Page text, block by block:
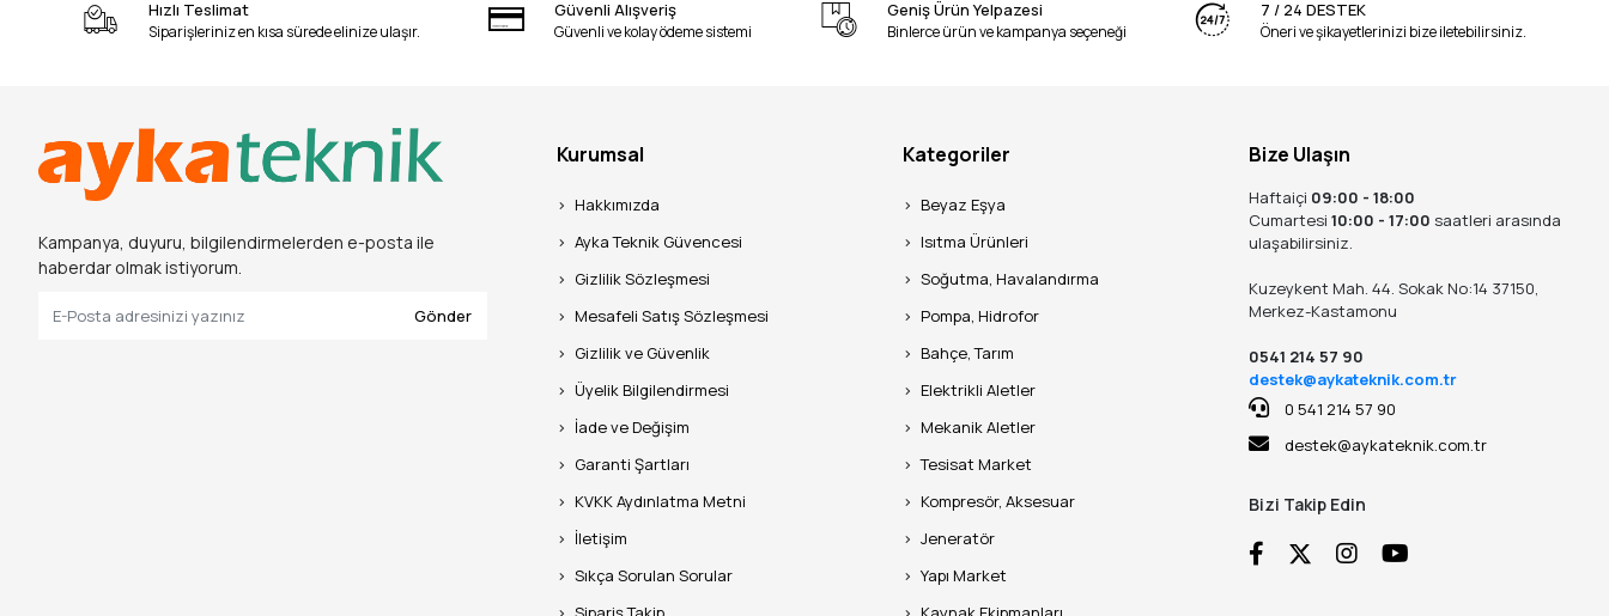
Hızlı Teslimat
Siparişleriniz en kısa sürede elinize ulaşır.
Güvenli Alışveriş
Güvenli ve kolay ödeme sistemi
Geniş Ürün Yelpazesi
Binlerce ürün ve kampanya seçeneği
7 / 24 DESTEK
Öneri ve şikayetlerinizi bize iletebilirsiniz.
Kampanya, duyuru, bilgilendirmelerden e-posta ile
haberdar olmak istiyorum.
Gönder
Kurumsal
Hakkımızda
Ayka Teknik Güvencesi
Gizlilik Sözleşmesi
Mesafeli Satış Sözleşmesi
Gizlilik ve Güvenlik
Üyelik Bilgilendirmesi
İade ve Değişim
Garanti Şartları
KVKK Aydınlatma Metni
İletişim
Sıkça Sorulan Sorular
Kategoriler
Beyaz Eşya
Isıtma Ürünleri
Soğutma, Havalandırma
Pompa, Hidrofor
Bahçe, Tarım
Elektrikli Aletler
Mekanik Aletler
Tesisat Market
Kompresör, Aksesuar
Jeneratör
Yapı Market
Bize Ulaşın
Haftaiçi 09:00 - 18:00
Cumartesi10:00 - 17:00 saatleri arasında
ulaşabilirsiniz.
Kuzeykent Mah. 44. Sokak No:14 37150,
Merkez-Kastamonu
0541 214 57 90
destek@aykateknik.com.tr
0 541 214 57 90
destek@aykateknik.com.tr
Bizi Takip Edin